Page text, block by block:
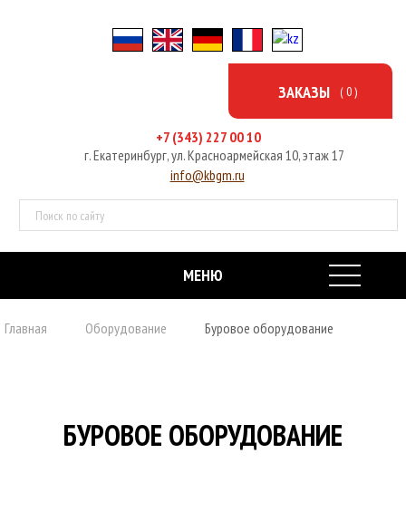
+7 (343) 227 00 10
г. Екатеринбург, ул. Красноармейская 10, этаж 17
info@kbgm.ru
ЗАКАЗЫ ( 0 )
МЕНЮ
НОВОСТИ
Главная Оборудование Буровое оборудование
БУРОВОЕ ОБОРУДОВАНИЕ